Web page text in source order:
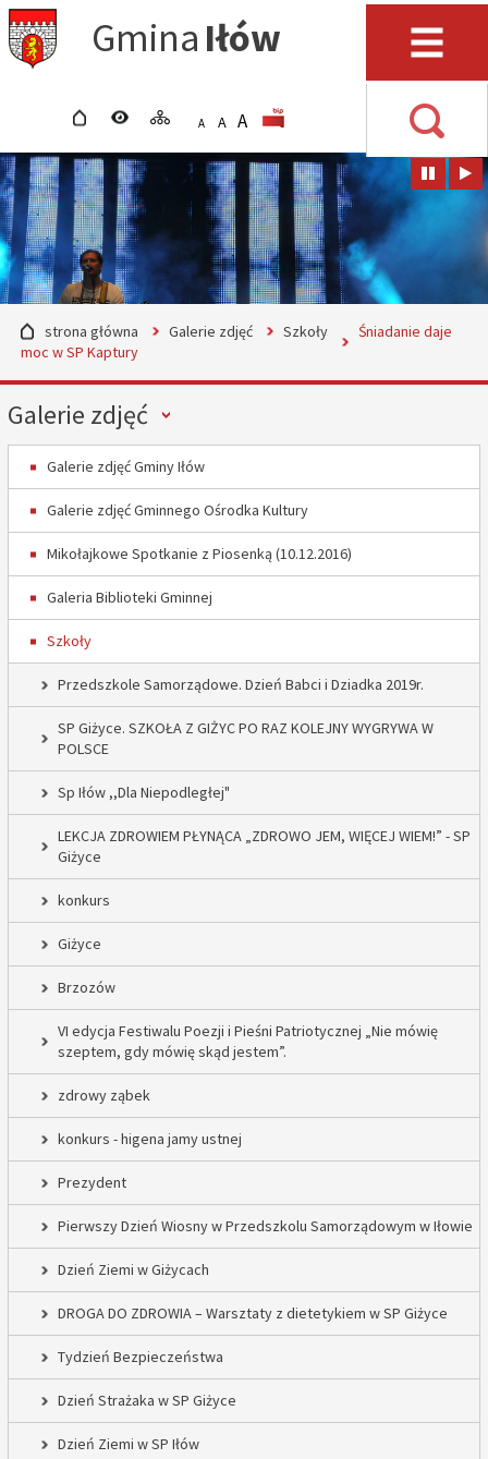
Przejdź do głównego
menu
Przejdź do treści
Przejdź do wyszukiwarki
Przejdź do mapy serwisu
Gmina Iłów Menu
strona głównawersja kontrastowa
mapa serwisu
APOMNIEJSZ CZCIONKĘ
A STANDARDOWY ROZMIAR
A POWIĘKSZ CZCIONKĘ
rozmiar czcionki
strona główna Galerie zdjęć Szkoły
Śniadanie daje
moc w SP Kaptury
Menu
Galerie zdjęć
Galerie zdjęć Gminy Iłów
Galerie zdjęć Gminnego Ośrodka Kultury
Mikołajkowe Spotkanie z Piosenką (10.12.2016)
Galeria Biblioteki Gminnej
Szkoły
Przedszkole Samorządowe. Dzień Babci i Dziadka 2019r.
SP Giżyce. SZKOŁA Z GIŻYC PO RAZ KOLEJNY WYGRYWA W
POLSCE
Sp Iłów ,,Dla Niepodległej"
LEKCJA ZDROWIEM PŁYNĄCA „ZDROWO JEM, WIĘCEJ WIEM!” - SP
Giżyce
konkurs
Giżyce
Brzozów
VI edycja Festiwalu Poezji i Pieśni Patriotycznej „Nie mówię
szeptem, gdy mówię skąd jestem”.
zdrowy ząbek
konkurs - higena jamy ustnej
Prezydent
Pierwszy Dzień Wiosny w Przedszkolu Samorządowym w Iłowie
Dzień Ziemi w Giżycach
DROGA DO ZDROWIA – Warsztaty z dietetykiem w SP Giżyce
Tydzień Bezpieczeństwa
Dzień Strażaka w SP Giżyce
Dzień Ziemi w SP Iłów